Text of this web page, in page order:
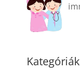
Kategóriák